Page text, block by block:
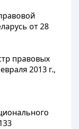
от 28
правовых
2013 г.,